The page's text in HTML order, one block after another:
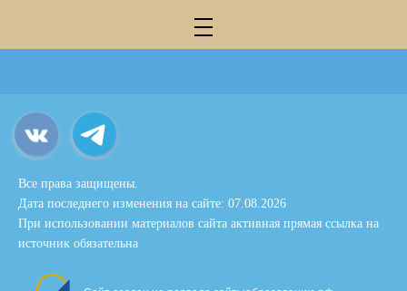
Все права защищены.
Дата последнего изменения на сайте: 07.08.2026
При использовании материалов сайта активная прямая ссылка на
источник обязательна